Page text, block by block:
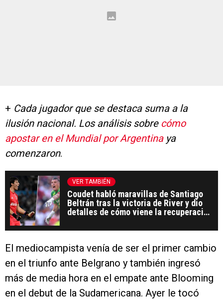
+ Cada jugador que se destaca suma a la
ilusión nacional. Los análisis sobre cómo
apostar en el Mundial por Argentinaya
comenzaron.
VER TAMBIÉN
Coudet habló maravillas de Santiago
Beltrán tras la victoria de River y dio
detalles de cómo viene la recuperación
El mediocampista venía de ser el primer cambio
en el triunfo ante Belgrano y también ingresó
más de media hora en el empate ante Blooming
en el debut de la Sudamericana. Ayer le tocó